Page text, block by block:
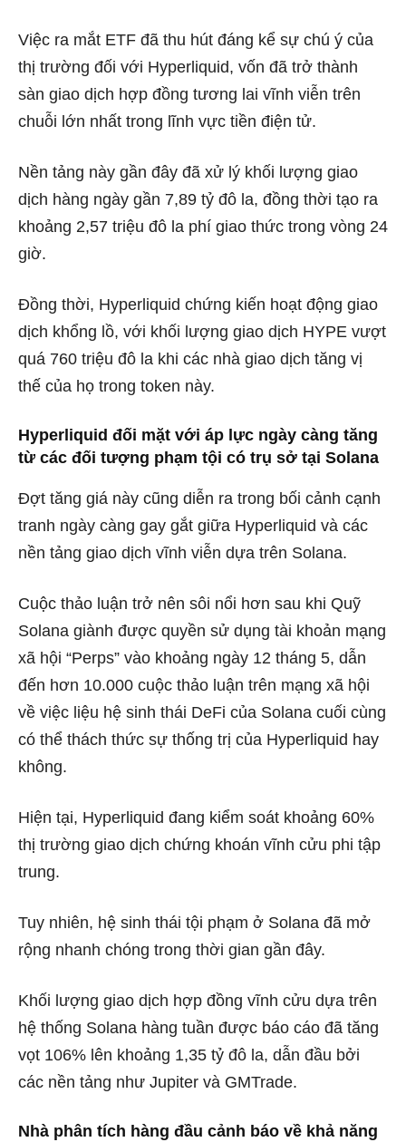
Việc ra mắt ETF đã thu hút đáng kể sự chú ý của
thị trường đối với Hyperliquid, vốn đã trở thành
sàn giao dịch hợp đồng tương lai vĩnh viễn trên
chuỗi lớn nhất trong lĩnh vực tiền điện tử.
Nền tảng này gần đây đã xử lý khối lượng giao
dịch hàng ngày gần 7,89 tỷ đô la, đồng thời tạo ra
khoảng 2,57 triệu đô la phí giao thức trong vòng 24
giờ.
Đồng thời, Hyperliquid chứng kiến ​​hoạt động giao
dịch khổng lồ, với khối lượng giao dịch HYPE vượt
quá 760 triệu đô la khi các nhà giao dịch tăng vị
thế của họ trong token này.
Hyperliquid đối mặt với áp lực ngày càng tăng
từ các đối tượng phạm tội có trụ sở tại Solana
Đợt tăng giá này cũng diễn ra trong bối cảnh cạnh
tranh ngày càng gay gắt giữa Hyperliquid và các
nền tảng giao dịch vĩnh viễn dựa trên Solana.
Cuộc thảo luận trở nên sôi nổi hơn sau khi Quỹ
Solana giành được quyền sử dụng tài khoản mạng
xã hội “Perps” vào khoảng ngày 12 tháng 5, dẫn
đến hơn 10.000 cuộc thảo luận trên mạng xã hội
về việc liệu hệ sinh thái DeFi của Solana cuối cùng
có thể thách thức sự thống trị của Hyperliquid hay
không.
Hiện tại, Hyperliquid đang kiểm soát khoảng 60%
thị trường giao dịch chứng khoán vĩnh cửu phi tập
trung.
Tuy nhiên, hệ sinh thái tội phạm ở Solana đã mở
rộng nhanh chóng trong thời gian gần đây.
Khối lượng giao dịch hợp đồng vĩnh cửu dựa trên
hệ thống Solana hàng tuần được báo cáo đã tăng
vọt 106% lên khoảng 1,35 tỷ đô la, dẫn đầu bởi
các nền tảng như Jupiter và GMTrade.
Nhà phân tích hàng đầu cảnh báo về khả năng